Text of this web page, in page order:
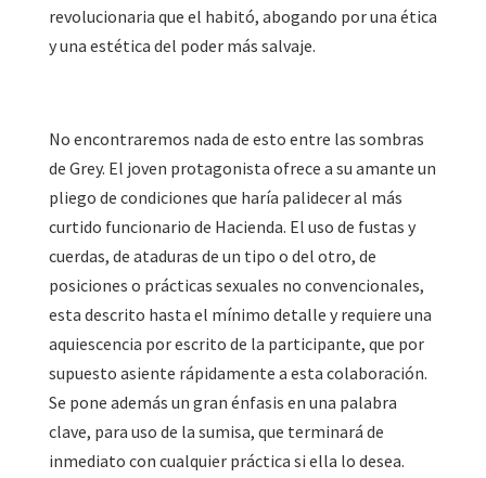
revolucionaria que el habitó, abogando por una ética
y una estética del poder más salvaje.
No encontraremos nada de esto entre las sombras
de Grey. El joven protagonista ofrece a su amante un
pliego de condiciones que haría palidecer al más
curtido funcionario de Hacienda. El uso de fustas y
cuerdas, de ataduras de un tipo o del otro, de
posiciones o prácticas sexuales no convencionales,
esta descrito hasta el mínimo detalle y requiere una
aquiescencia por escrito de la participante, que por
supuesto asiente rápidamente a esta colaboración.
Se pone además un gran énfasis en una palabra
clave, para uso de la sumisa, que terminará de
inmediato con cualquier práctica si ella lo desea.